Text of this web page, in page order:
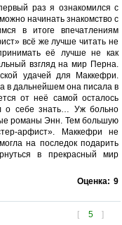
раз я ознакомился с
начинать знакомство с
в итоге впечатлениям
всё же лучше читать не
её лучше не как
взгляд на мир Перна.
удачей для Маккефри.
в дальнейшем она писала в
от неё самой осталось
о себе знать… Уж больно
романы Энн. Тем большую
арфист». Маккефри не
на последок подарить
в прекрасный мир
Оценка: 9
[ 5 ]